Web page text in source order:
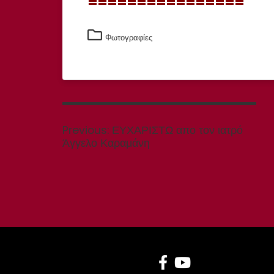
Φωτογραφίες
Πλοήγηση
Previous: Previous
post:
ΕΥΧΑΡΙΣΤΩ απο τον ιατρό
Άγγελο Καραμάνη